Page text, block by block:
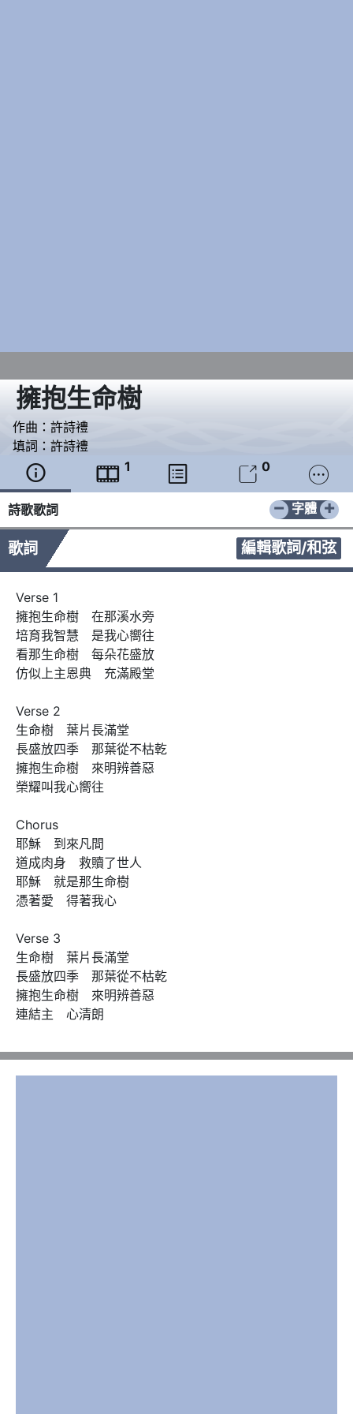
擁抱生命樹
作曲： 許詩禮
填詞： 許詩禮
  1   0 
詩歌歌詞 − +
字體
歌詞 編輯歌詞/和弦
Verse 1
擁抱生命樹　在那溪水旁
培育我智慧　是我心嚮往
看那生命樹　每朵花盛放
仿似上主恩典　充滿殿堂
Verse 2
生命樹　葉片長滿堂
長盛放四季　那葉從不枯乾
擁抱生命樹　來明辨善惡
榮耀叫我心嚮往
Chorus
耶穌　到來凡間
道成肉身　救贖了世人
耶穌　就是那生命樹
憑著愛　得著我心
Verse 3
生命樹　葉片長滿堂
長盛放四季　那葉從不枯乾
擁抱生命樹　來明辨善惡
連結主　心清朗